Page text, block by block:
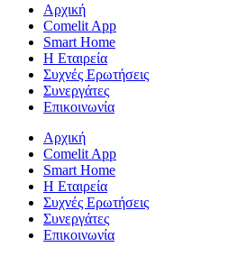
Αρχική
Comelit App
Smart Home
Η Εταιρεία
Συχνές Ερωτήσεις
Συνεργάτες
Επικοινωνία
Αρχική
Comelit App
Smart Home
Η Εταιρεία
Συχνές Ερωτήσεις
Συνεργάτες
Επικοινωνία